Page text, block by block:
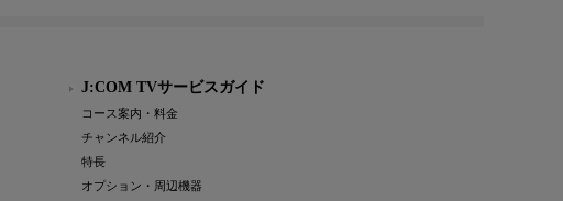
J:COM TVサービスガイド
コース案内・料金
チャンネル紹介
特長
オプション・周辺機器